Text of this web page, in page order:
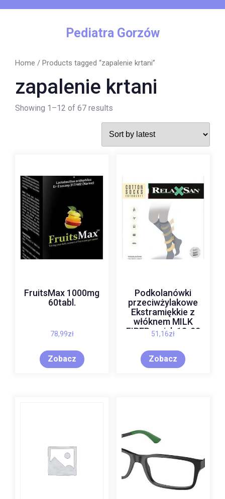
Pediatra Gorzów
Home / Products tagged “zapalenie krtani”
zapalenie krtani
Showing 1–12 of 67 results
FruitsMax 1000mg
60tabl.
78,99zł
Zobacz
Podkolanówki
przeciwżylakowe
Ekstramiękkie z
włóknem MILK
FIBER, ucisk 18-22
mmHg RelaxSan Art.
820M
51,16zł
Zobacz